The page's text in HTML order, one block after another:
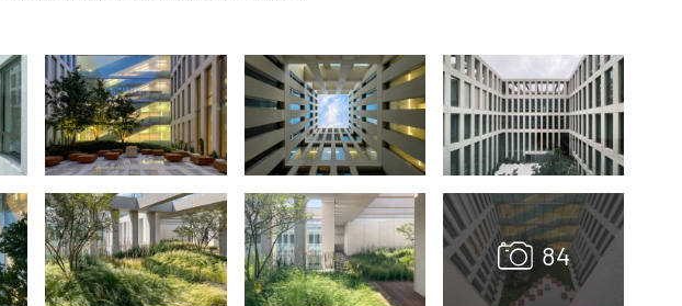
TZB HAUSTECHNIK 3/2026